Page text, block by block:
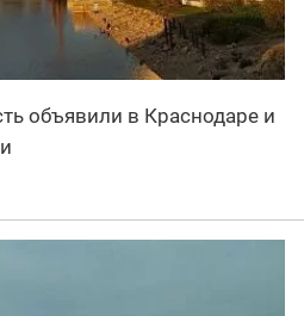
объявили в Краснодаре и